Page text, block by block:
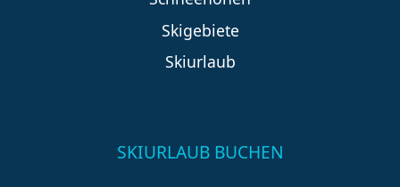
Skigebiete
Skiurlaub
SKIURLAUB BUCHEN